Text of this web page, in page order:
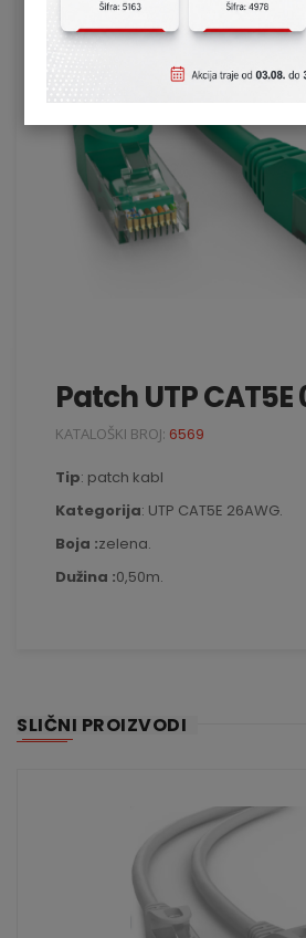
Patch UTP
KATALOŠKI BROJ: 6569
Tip: patch kabl
Kategorija: UTP CAT5E 26AWG.
Boja :zelena.
Dužina :0,50m.
SLIČNI PROIZVODI